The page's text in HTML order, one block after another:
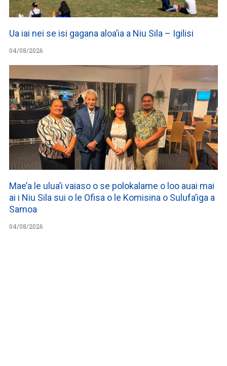
Ua iai nei se isi gagana aloa’ia a Niu Sila – Igilisi
04/08/2026
Mae’a le ulua’i vaiaso o se polokalame o loo auai mai
ai i Niu Sila sui o le Ofisa o le Komisina o Sulufa’iga a
Samoa
04/08/2026